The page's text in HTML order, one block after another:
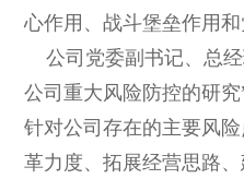
心作用、战斗堡垒作用和
公司党委副书记、总
公司重大风险防控的研究
针对公司存在的主要风
革力度、拓展经营思路